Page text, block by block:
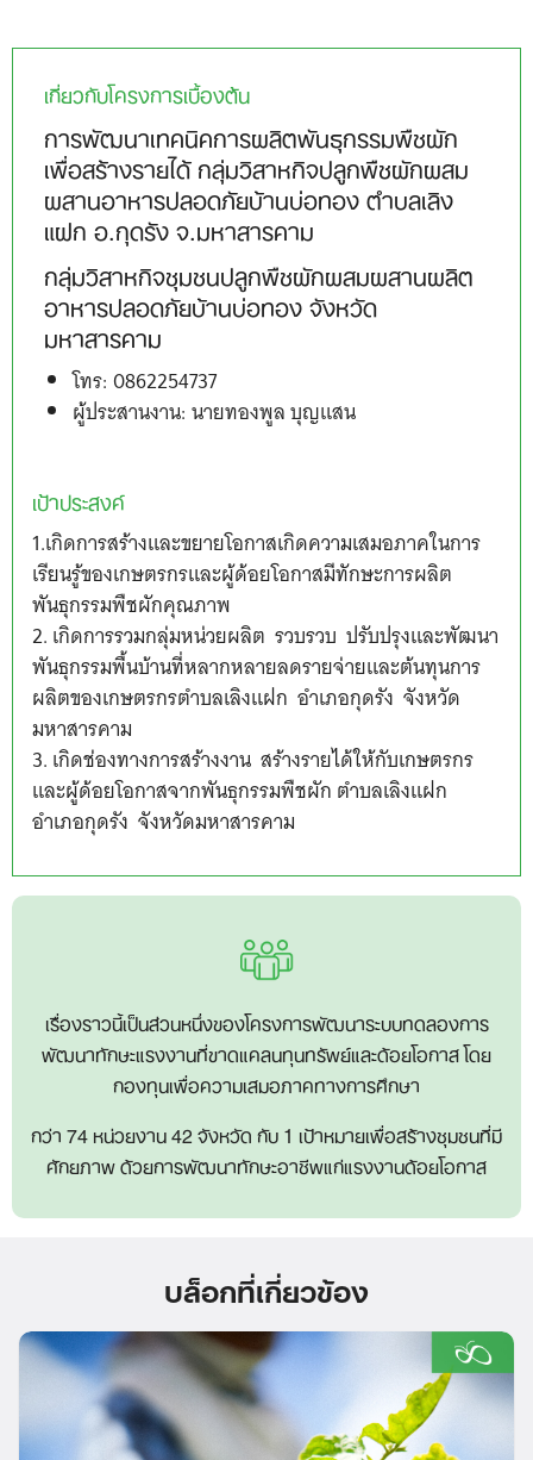
เกี่ยวกับโครงการเบื้องต้น
การพัฒนาเทคนิคการผลิตพันธุกรรมพืชผัก
เพื่อสร้างรายได้ กลุ่มวิสาหกิจปลูกพืชผักผสม
ผสานอาหารปลอดภัยบ้านบ่อทอง ตำบลเลิง
แฝก อ.กุดรัง จ.มหาสารคาม
กลุ่มวิสาหกิจชุมชนปลูกพืชผักผสมผสานผลิต
อาหารปลอดภัยบ้านบ่อทอง จังหวัด
มหาสารคาม
โทร: 0862254737
ผู้ประสานงาน: นายทองพูล บุญแสน
เป้าประสงค์
1.เกิดการสร้างและขยายโอกาสเกิดความเสมอภาคในการ
เรียนรู้ของเกษตรกรและผู้ด้อยโอกาสมีทักษะการผลิต
พันธุกรรมพืชผักคุณภาพ
2. เกิดการรวมกลุ่มหน่วยผลิต รวบรวบ ปรับปรุงและพัฒนา
พันธุกรรมพื้นบ้านที่หลากหลายลดรายจ่ายและต้นทุนการ
ผลิตของเกษตรกรตำบลเลิงแฝก อำเภอกุดรัง จังหวัด
มหาสารคาม
3. เกิดช่องทางการสร้างงาน สร้างรายได้ให้กับเกษตรกร
และผู้ด้อยโอกาสจากพันธุกรรมพืชผัก ตำบลเลิงแฝก
อำเภอกุดรัง จังหวัดมหาสารคาม
เรื่องราวนี้เป็นส่วนหนึ่งของโครงการพัฒนาระบบทดลองการ
พัฒนาทักษะแรงงานที่ขาดแคลนทุนทรัพย์และด้อยโอกาส โดย
กองทุนเพื่อความเสมอภาคทางการศึกษา
กว่า 74 หน่วยงาน 42 จังหวัด กับ 1 เป้าหมายเพื่อสร้างชุมชนที่มี
ศักยภาพ ด้วยการพัฒนาทักษะอาชีพแก่แรงงานด้อยโอกาส
บล็อกที่เกี่ยวข้อง